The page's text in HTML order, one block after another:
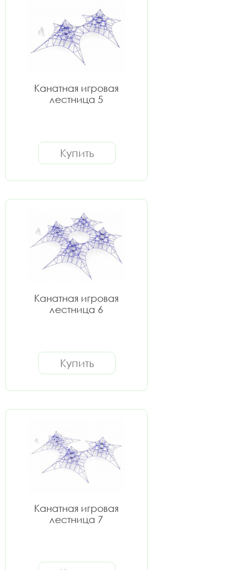
Канатная игровая
лестница 5
Купить
Канатная игровая
лестница 6
Купить
Канатная игровая
лестница 7